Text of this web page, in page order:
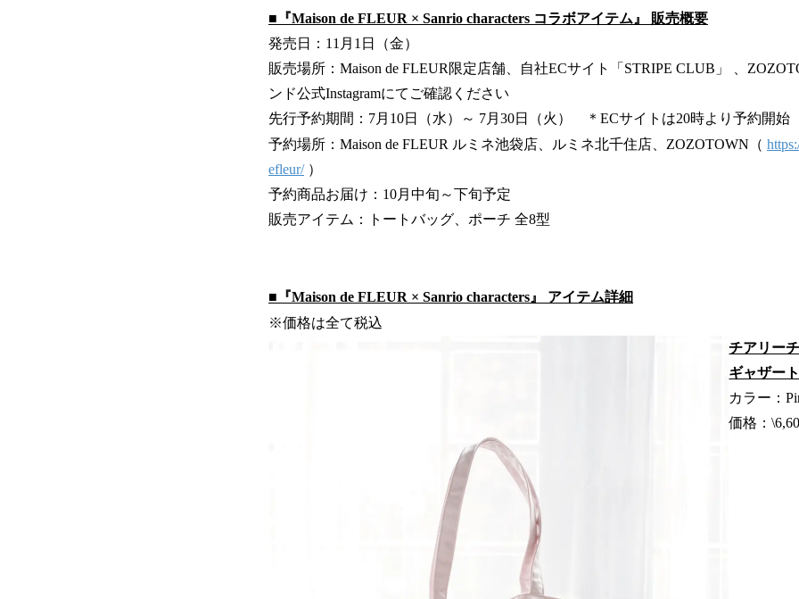
■『Maison de FLEUR × Sanrio characters コラボアイテム』 販売概要
発売日：11月1日（金）
販売場所：Maison de FLEUR限定店舗、自社ECサイト「STRIPE CLUB」 、
ンド公式Instagramにてご確認ください
先行予約期間：7月10日（水）～ 7月30日（火） ＊ECサイトは20時より予約開始
予約場所：Maison de FLEUR ルミネ池袋店、ルミネ北千住店、ZOZOTOWN（
efleur/）
予約商品お届け：10月中旬～下旬予定
販売アイテム：トートバッグ、ポーチ 全8型
■『Maison de FLEUR × Sanrio characters』 アイテム詳細
※価格は全て税込
チアリー
ギャザー
カラー：
価格：